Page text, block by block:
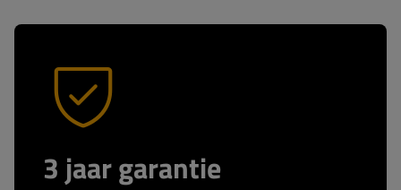
3 jaar garantie